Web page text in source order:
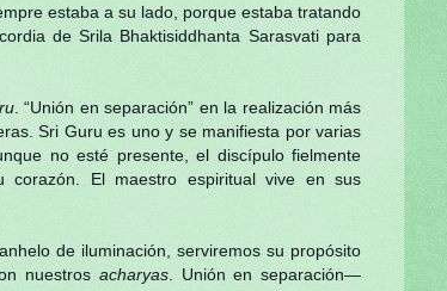
estaba a su lado, porque estaba tratando
de Srila Bhaktisiddhanta Sarasvati para
. “Unión en separación” en la realización más
Sri Guru es uno y se manifiesta por varias
no esté presente, el discípulo fielmente
El maestro espiritual vive en sus
de iluminación, serviremos su propósito
nuestros acharyas. Unión en separación—